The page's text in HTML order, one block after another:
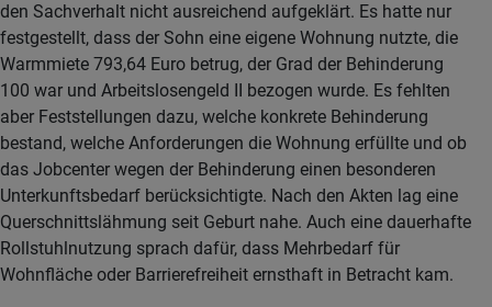
den Sachverhalt nicht ausreichend aufgeklärt. Es hatte nur
festgestellt, dass der Sohn eine eigene Wohnung nutzte, die
Warmmiete 793,64 Euro betrug, der Grad der Behinderung
100 war und Arbeitslosengeld II bezogen wurde. Es fehlten
aber Feststellungen dazu, welche konkrete Behinderung
bestand, welche Anforderungen die Wohnung erfüllte und ob
das Jobcenter wegen der Behinderung einen besonderen
Unterkunftsbedarf berücksichtigte. Nach den Akten lag eine
Querschnittslähmung seit Geburt nahe. Auch eine dauerhafte
Rollstuhlnutzung sprach dafür, dass Mehrbedarf für
Wohnfläche oder Barrierefreiheit ernsthaft in Betracht kam.